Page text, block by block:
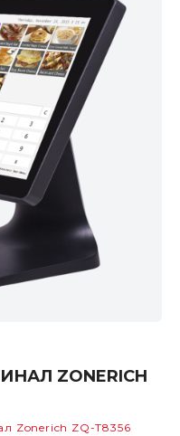
ZONERICH
Zonerich ZQ-T8356